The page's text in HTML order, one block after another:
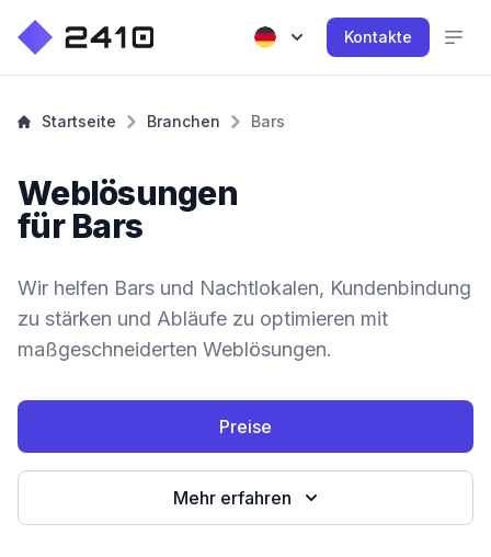
Kontakte
Startseite Branchen Bars
Weblösungen
für Bars
Wir helfen Bars und Nachtlokalen, Kundenbindung
zu stärken und Abläufe zu optimieren mit
maßgeschneiderten Weblösungen.
Preise
Mehr erfahren